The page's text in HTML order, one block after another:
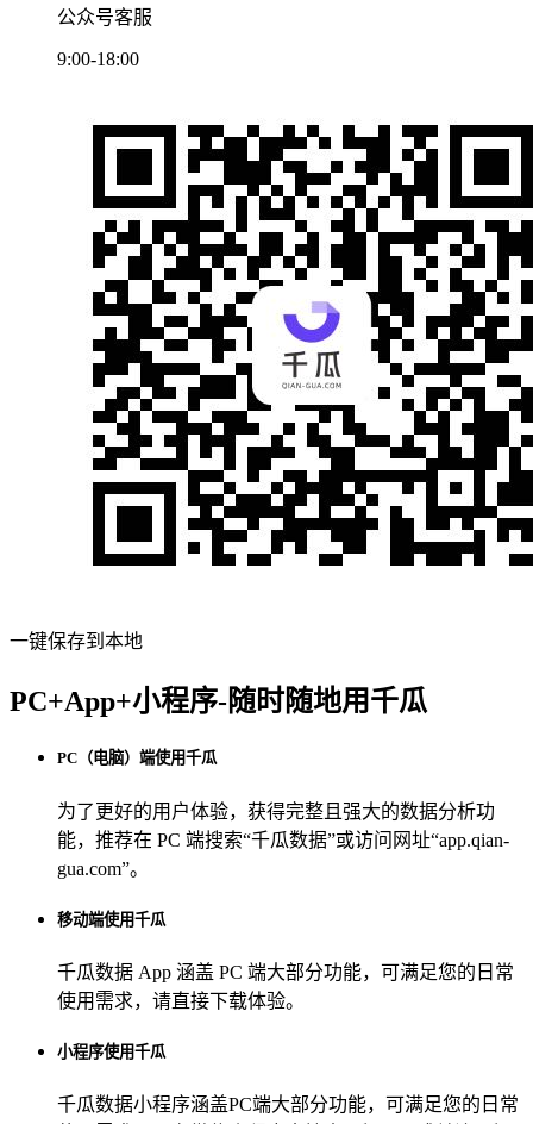
公众号客服
9:00-18:00
一键保存到本地
PC+App+小程序-随时随地用千瓜
PC（电脑）端使用千瓜
为了更好的用户体验，获得完整且强大的数据分析功
能，推荐在 PC 端搜索“千瓜数据”或访问网址“app.qian-
gua.com”。
移动端使用千瓜
千瓜数据 App 涵盖 PC 端大部分功能，可满足您的日常
使用需求，请直接下载体验。
小程序使用千瓜
千瓜数据小程序涵盖PC端大部分功能，可满足您的日常